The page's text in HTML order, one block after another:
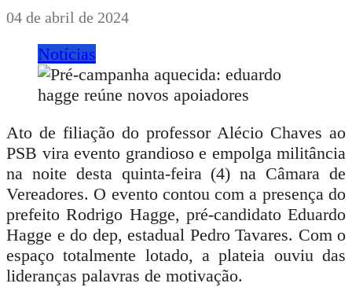
04 de abril de 2024
Notícias
Ato de filiação do professor Alécio Chaves ao
PSB vira evento grandioso e empolga militância
na noite desta quinta-feira (4) na Câmara de
Vereadores. O evento contou com a presença do
prefeito Rodrigo Hagge, pré-candidato Eduardo
Hagge e do dep, estadual Pedro Tavares. Com o
espaço totalmente lotado, a plateia ouviu das
lideranças palavras de motivação.